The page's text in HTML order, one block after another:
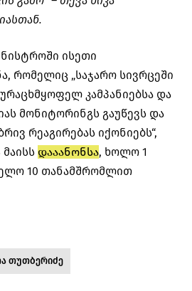
ისეთი
რომელიც „საჯარო სივრცეში
კამპანიებსა და
მონიტორინგს გაუწევს და
რეაგირებას იქონიებს“,
მაისს დააანონსა, ხოლო 1
10 თანამშრომლით
თუთბერიძე